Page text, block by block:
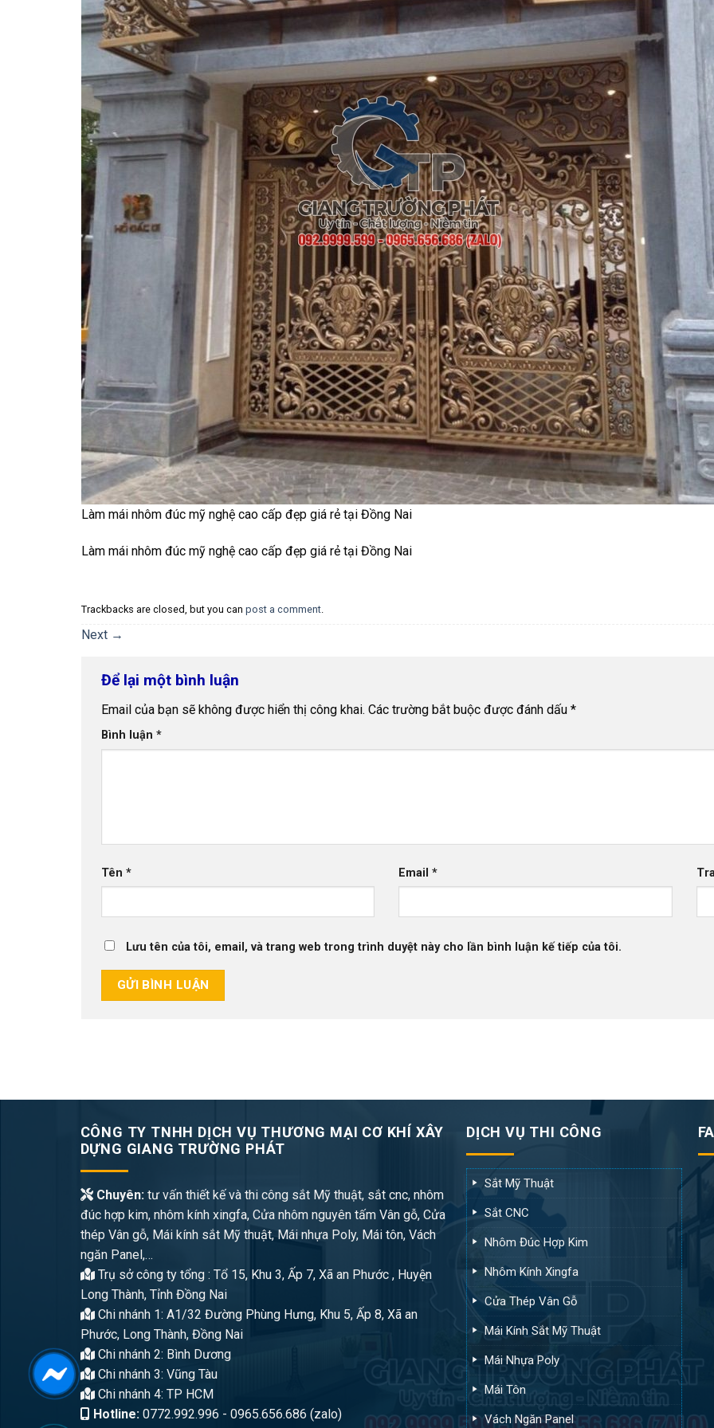
Làm mái nhôm đúc mỹ nghệ cao cấp đẹp giá rẻ tại Đồng Nai
Làm mái nhôm đúc mỹ nghệ cao cấp đẹp giá rẻ tại Đồng Nai
Trackbacks are closed, but you can post a comment
Next →
Để lại một bình luận
Email của bạn sẽ không được hiển thị công khai. Các trường bắt buộc được đánh dấu *
Bình luận *
Tên * Email*
Lưu tên của tôi, email, và trang web trong trình duyệt này cho lần bình luận kế tiếp của tôi.
CÔNG TY TNHH DỊCH VỤ THƯƠNG MẠI CƠ KHÍ XÂY
DỰNG GIANG TRƯỜNG PHÁT
Chuyên:tư vấn thiết kế và thi công sắt Mỹ thuật, sắt cnc, nhôm
đúc hợp kim, nhôm kính xingfa, Cửa nhôm nguyên tấm Vân gỗ, Cửa
thép Vân gỗ, Mái kính sắt Mỹ thuật, Mái nhựa Poly, Mái tôn, Vách
ngăn Panel,…
Trụ sở công ty tổng : Tổ 15, Khu 3, Ấp 7, Xã an Phước , Huyện
Long Thành, Tỉnh Đồng Nai
Chi nhánh 1: A1/32 Đường Phùng Hưng, Khu 5, Ấp 8, Xã an
Phước, Long Thành, Đồng Nai
Chi nhánh 2: Bình Dương
Chi nhánh 3: Vũng Tàu
Chi nhánh 4: TP HCM
Hotline:0772.992.996 - 0965.656.686 (zalo)
DỊCH VỤ THI CÔNG
Sắt Mỹ Thuật
Sắt CNC
Nhôm Đúc Hợp Kim
Nhôm Kính Xingfa
Cửa Thép Vân Gỗ
Mái Kính Sắt Mỹ Thuật
Mái Nhựa Poly
Mái Tôn
Vách Ngăn Panel